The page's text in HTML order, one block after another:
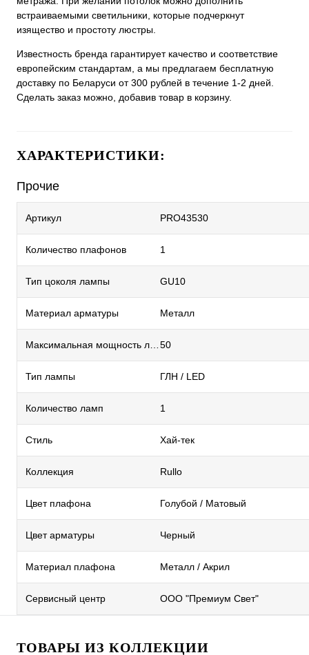
встраиваемыми светильники, которые подчеркнут
изящество и простоту люстры.
Известность бренда гарантирует качество и соответствие
европейским стандартам, а мы предлагаем бесплатную
доставку по Беларуси от 300 рублей в течение 1-2 дней.
Сделать заказ можно, добавив товар в корзину.
ХАРАКТЕРИСТИКИ:
Прочие
Артикул PRO43530
Количество плафонов 1
Тип цоколя лампы GU10
Материал арматуры Металл
50
Тип лампы ГЛН / LED
Количество ламп 1
Стиль Хай-тек
Коллекция Rullo
Цвет плафона Голубой / Матовый
Цвет арматуры Черный
Материал плафона Металл / Акрил
Сервисный центр ООО "Премиум Свет"
ТОВАРЫ ИЗ КОЛЛЕКЦИИ